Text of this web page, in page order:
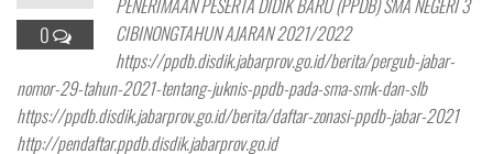
0
PENERIMAAN PESERTA DIDIK BARU (PPDB) SMA NEGERI 3
CIBINONGTAHUN AJARAN 2021/2022
https://ppdb.disdik.jabarprov.go.id/berita/pergub-jabar-
nomor-29-tahun-2021-tentang-juknis-ppdb-pada-sma-smk-dan-slb
https://ppdb.disdik.jabarprov.go.id/berita/daftar-zonasi-ppdb-jabar-2021
http://pendaftar.ppdb.disdik.jabarprov.go.id